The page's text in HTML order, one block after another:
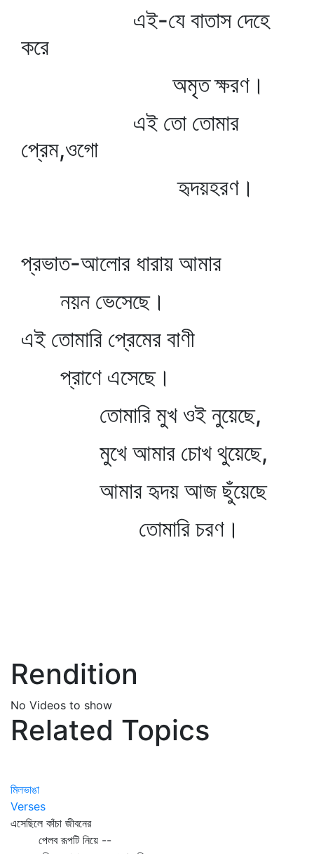
এই-যে বাতাস দেহে
করে
অমৃত ক্ষরণ।
এই তো তোমার
প্রেম,ওগো
হৃদয়হরণ।
প্রভাত-আলোর ধারায় আমার
নয়ন ভেসেছে।
এই তোমারি প্রেমের বাণী
প্রাণে এসেছে।
তোমারি মুখ ওই নুয়েছে,
মুখে আমার চোখ থুয়েছে,
আমার হৃদয় আজ ছুঁয়েছে
তোমারি চরণ।
Rendition
No Videos to show
Related Topics
মিলভাঙা
Verses
এসেছিলে কাঁচা জীবনের
পেলব রূপটি নিয়ে --